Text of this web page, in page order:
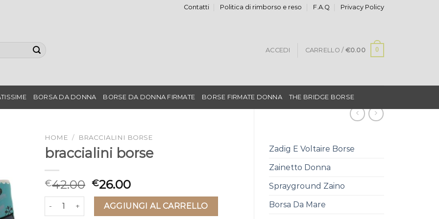
Contatti Politica di rimborso e reso F.A.Q Privacy Policy
ACCEDI CARRELLO / €0.00 0
BORSA DA DONNA BORSE DA DONNA FIRMATE BORSE FIRMATE DONNA THE BRIDGE BORSE
Zadig E Voltaire Borse
Zainetto Donna
Sprayground Zaino
Borsa Da Mare
HOME / BRACCIALINI BORSE
braccialini borse
€42.00 €26.00
braccialini borse quantitàAGGIUNGI AL CARRELLO